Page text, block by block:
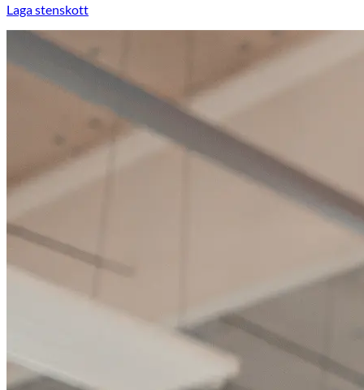
Laga stenskott